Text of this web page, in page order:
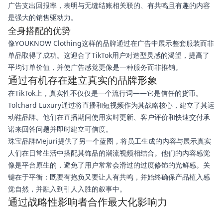
广告支出回报率，表明与无缝结账相关联的、有共鸣且有趣的内容
是强大的销售驱动力。
全身搭配的优势
像YOUKNOW Clothing这样的品牌通过在广告中展示整套服装而非
单品取得了成功。这迎合了TikTok用户对造型灵感的渴望，提高了
平均订单价值，并使广告感觉更像是一种服务而非推销。
通过有机存在建立真实的品牌形象
在TikTok上，真实性不仅仅是一个流行词——它是信任的货币。
Tolchard Luxury通过将直播和短视频作为其战略核心，建立了其运
动鞋品牌。他们在直播期间使用实时更新、客户评价和快速交付承
诺来回答问题并即时建立可信度。
珠宝品牌Mejuri提供了另一个蓝图，将员工生成的内容与展示真实
人们在日常生活中搭配其饰品的潮流视频相结合。他们的内容感觉
像是平台原生的，避免了用户常常会滑过的过度修饰的光鲜感。关
键在于平衡：既要有抱负又要让人有共鸣，并始终确保产品植入感
觉自然，并融入到引人入胜的叙事中。
通过战略性影响者合作最大化影响力